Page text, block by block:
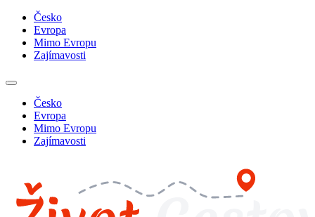
Česko
Evropa
Mimo Evropu
Zajímavosti
Česko
Evropa
Mimo Evropu
Zajímavosti